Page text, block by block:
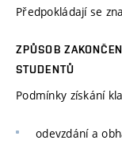
Předpokládají se
ZPŮSOB
STUDENTŮ
Podmínky získání
odevzdání a